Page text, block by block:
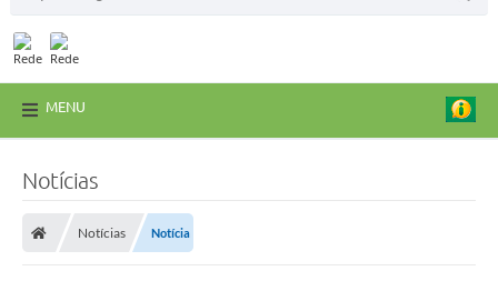
MENU
Notícias
Notícias Notícia